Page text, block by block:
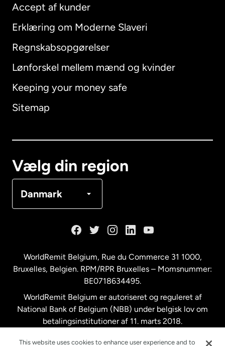
Accept af kunder
Erklæring om Moderne Slaveri
Regnskabsopgørelser
Lønforskel mellem mænd og kvinder
Keeping your money safe
Sitemap
Vælg din region
Danmark
International English
Australien
Malaysia
New Zealand
Spanien
WorldRemit Belgium, Rue du Commerce 31 1000,
Bruxelles, Belgien. RPM/RPR Bruxelles – Momsnummer:
BE0718634495.
WorldRemit Belgium er autoriseret og reguleret af
National Bank of Belgium (NBB) under belgisk lov om
betalingsinstitutioner af 11. marts 2018.
This website uses cookies to enhance user experience and to